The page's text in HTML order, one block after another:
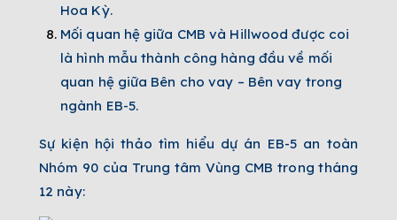
Hoa Kỳ.
Mối quan hệ giữa CMB và Hillwood được coi
là hình mẫu thành công hàng đầu về mối
quan hệ giữa Bên cho vay – Bên vay trong
ngành EB-5.
Sự kiện hội thảo tìm hiểu dự án EB-5 an toàn
Nhóm 90 của Trung tâm Vùng CMB trong tháng
12 này: